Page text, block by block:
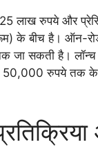
लाख रुपये और
के बीच है। ऑन-
जा सकती है।
50,000 रुपये तक